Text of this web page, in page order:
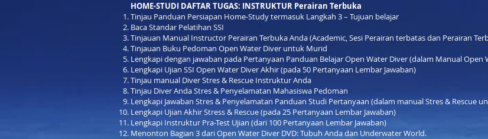
HOME-STUDI DAFTAR TUGAS: INSTRUKTUR Perairan Terbuka
Tinjau Panduan Persiapan Home-Study termasuk Langkah 3 – Tujuan belajar
Baca Standar Pelatihan SSI
Tinjauan Manual Instructor Perairan Terbuka Anda (Academic, Sesi Perairan terbatas dan Perairan
Tinjauan Buku Pedoman Open Water Diver untuk Murid
Lengkapi dengan jawaban pada Pertanyaan Panduan Belajar Open Water Diver (dalam Manual Open
Lengkapi Ujian SSI Open Water Diver Akhir (pada 50 Pertanyaan Lembar Jawaban)
Tinjau manual Diver Stres & Rescue Instruktur Anda
Tinjau Diver Anda Stres & Penyelamatan Mahasiswa Pedoman
Lengkapi Jawaban Stres & Penyelamatan Panduan Studi Pertanyaan (dalam manual Stres & Rescue
Lengkapi Ujian Akhir Stress & Rescue (pada 25 Pertanyaan Lembar Jawaban)
Lengkapi Instruktur Pra-Test Ujian (dari 100 Pertanyaan Lembar Jawaban)
Menonton Bagian 3 dari Open Water Diver DVD: Tubuh Anda dan Underwater World.